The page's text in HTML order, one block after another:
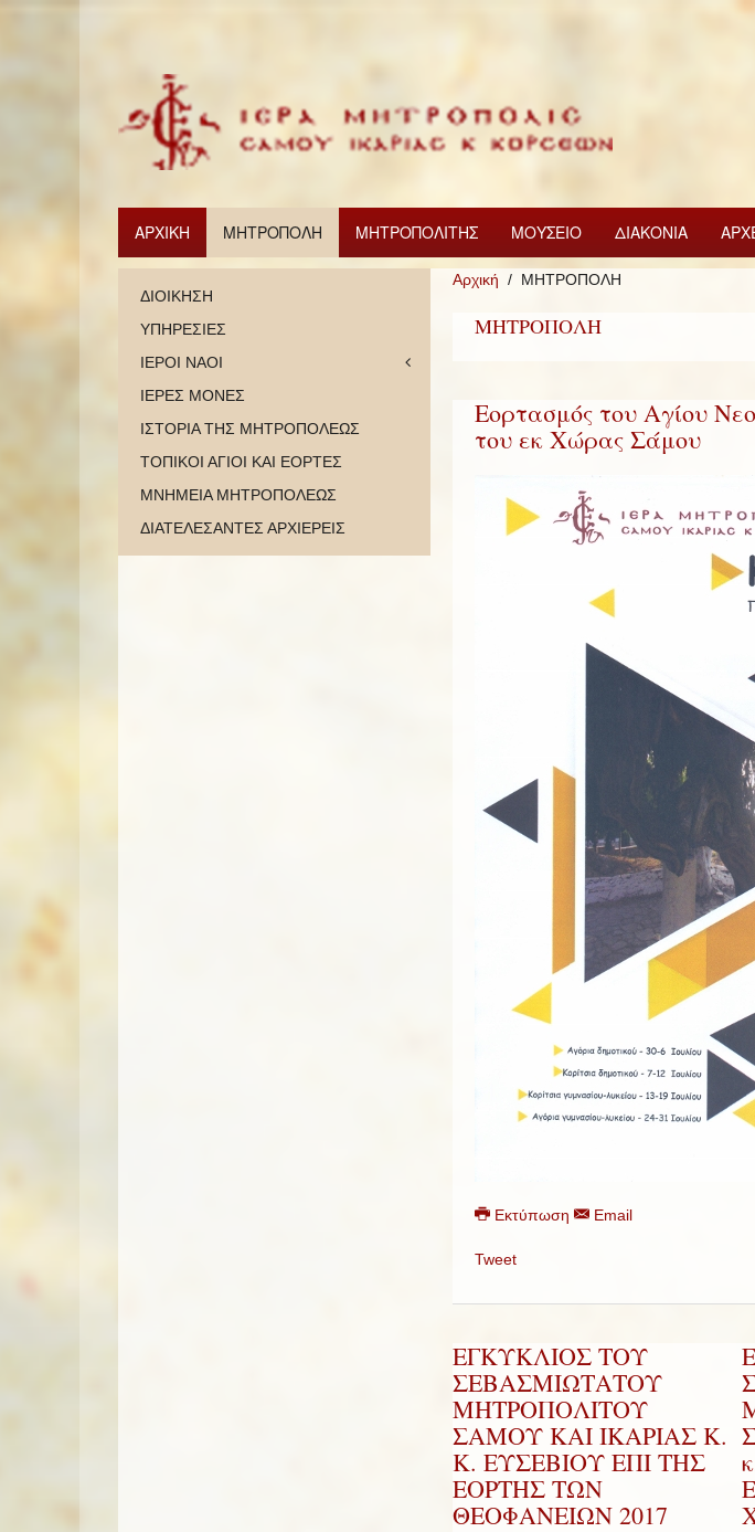
ΑΡΧΙΚΗ ΜΗΤΡΟΠΟΛΗ ΜΗΤΡΟΠΟΛΙΤΗΣ ΜΟΥΣΕΙΟ ΔΙΑΚΟΝΙΑ
Αρχική ΜΗΤΡΟΠΟΛΗ
ΜΗΤΡΟΠΟΛΗ
Εορτασμός του Αγίου
του εκ Χώρας Σάμου
Εκτύπωση Email
Tweet
ΕΓΚΥΚΛΙΟΣ ΤΟΥ
ΣΕΒΑΣΜΙΩΤΑΤΟΥ
ΜΗΤΡΟΠΟΛΙΤΟΥ
ΣΑΜΟΥ ΚΑΙ ΙΚΑΡΙΑΣ Κ.
Κ. ΕΥΣΕΒΙΟΥ ΕΠΙ ΤΗΣ
ΕΟΡΤΗΣ ΤΩΝ
ΘΕΟΦΑΝΕΙΩΝ 2017
ΔΙΟΙΚΗΣΗ
ΥΠΗΡΕΣΙΕΣ
ΙΕΡΟΙ ΝΑΟΙ
ΙΕΡΕΣ ΜΟΝΕΣ
ΙΣΤΟΡΙΑ ΤΗΣ ΜΗΤΡΟΠΟΛΕΩΣ
ΤΟΠΙΚΟΙ ΑΓΙΟΙ ΚΑΙ ΕΟΡΤΕΣ
ΜΝΗΜΕΙΑ ΜΗΤΡΟΠΟΛΕΩΣ
ΔΙΑΤΕΛΕΣΑΝΤΕΣ ΑΡΧΙΕΡΕΙΣ